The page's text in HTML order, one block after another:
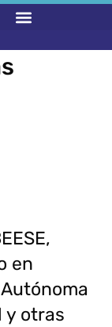
en
y otras